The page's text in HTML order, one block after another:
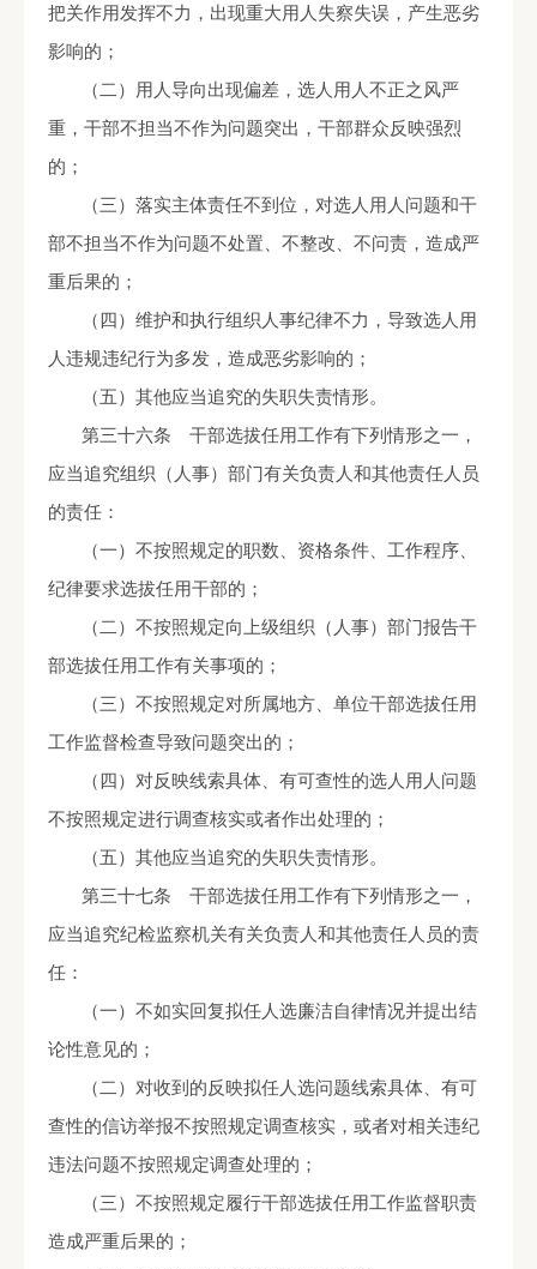
把关作用发挥不力，出现重大用人失察失误，产生恶劣
影响的；
（二）用人导向出现偏差，选人用人不正之风严
重，干部不担当不作为问题突出，干部群众反映强烈
的；
（三）落实主体责任不到位，对选人用人问题和干
部不担当不作为问题不处置、不整改、不问责，造成严
重后果的；
（四）维护和执行组织人事纪律不力，导致选人用
人违规违纪行为多发，造成恶劣影响的；
（五）其他应当追究的失职失责情形。
第三十六条 干部选拔任用工作有下列情形之一，
应当追究组织（人事）部门有关负责人和其他责任人员
的责任：
（一）不按照规定的职数、资格条件、工作程序、
纪律要求选拔任用干部的；
（二）不按照规定向上级组织（人事）部门报告干
部选拔任用工作有关事项的；
（三）不按照规定对所属地方、单位干部选拔任用
工作监督检查导致问题突出的；
（四）对反映线索具体、有可查性的选人用人问题
不按照规定进行调查核实或者作出处理的；
（五）其他应当追究的失职失责情形。
第三十七条 干部选拔任用工作有下列情形之一，
应当追究纪检监察机关有关负责人和其他责任人员的责
任：
（一）不如实回复拟任人选廉洁自律情况并提出结
论性意见的；
（二）对收到的反映拟任人选问题线索具体、有可
查性的信访举报不按照规定调查核实，或者对相关违纪
违法问题不按照规定调查处理的；
（三）不按照规定履行干部选拔任用工作监督职责
造成严重后果的；